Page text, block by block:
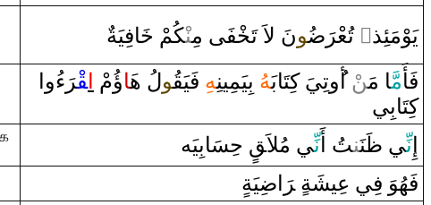
يَوْمَئِذ‌‌ٍ ‌ تُعْ‍رَضُ‍‍ونَ لاَ‌ تَ‍‍خْ‍‍فَى‌ مِ‍‌‍نْ‍‍كُمْ خَ‍‍افِيَةٌ
فَأَمَّ‍‍ا‌ مَ‍‌‍نْ ‌أ ‌وتِيَ كِتَابَ‍‍هُ بِيَمِينِ‍‍هِ فَيَ‍‍قُ‍‍ولُ ه‍‍َ‍ا‌ؤُمْ ‌ا‍قْ‍رَ‌ء‌و‌ا‌
كِتَابِي
إِنِّ‍‍ي ظَ‍‍نَ‍‌‍ن‍‍تُ ‌أَنِّ‍‍ي مُلاَ‍قٍ حِسَابِيَه
فَهُوَ‌ فِي عِيشَة ‌ ‌‍رَ ضِ‍‍يَةٍ